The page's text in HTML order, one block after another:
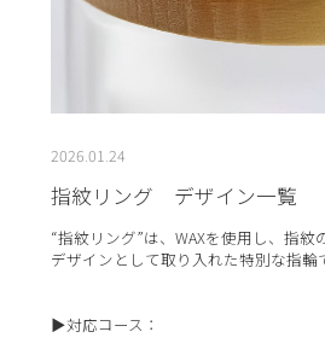
2026.01.24
指紋リング デザイン一覧
“指紋リング”は、WAXを使用し、指
デザインとして取り入れた特別な指輪
▶対応コース：